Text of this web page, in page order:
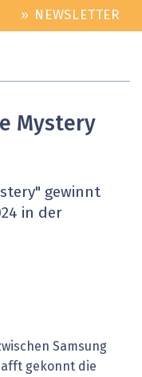
» NEWSLETTER
Mystery
gewinnt
in der
Samsung
gekonnt die